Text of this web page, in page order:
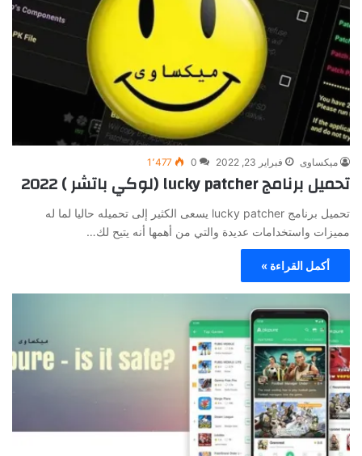
ميكساوى فبراير 23, 2022 0 1٬477
تحميل برنامج lucky patcher (لوكي باتشر ) 2022
تحميل برنامج lucky patcher يسعى الكثير إلى تحميله حاليا لما له
مميزات واستخدامات عديدة والتي من أهمها أنه يتيح لك…
أكمل القراءة »